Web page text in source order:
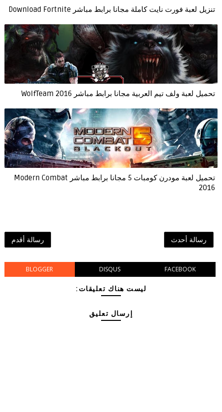
تنزيل لعبة فورت نايت كاملة مجانا برابط مباشر Download Fortnite
تحميل لعبة ولف تيم العربية مجانا برابط مباشر WolfTeam 2016
تحميل لعبة مودرن كومبات 5 مجانا برابط مباشر Modern Combat
2016
رسالة أحدث رسالة أقدم
BLOGGER DISQUS FACEBOOK
ليست هناك تعليقات:
إرسال تعليق